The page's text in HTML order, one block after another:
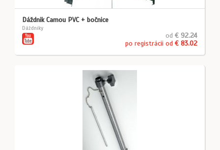
Dáždnik Camou PVC + bočnice
Dáždniky
od € 92.24
po registrácii od € 83.02